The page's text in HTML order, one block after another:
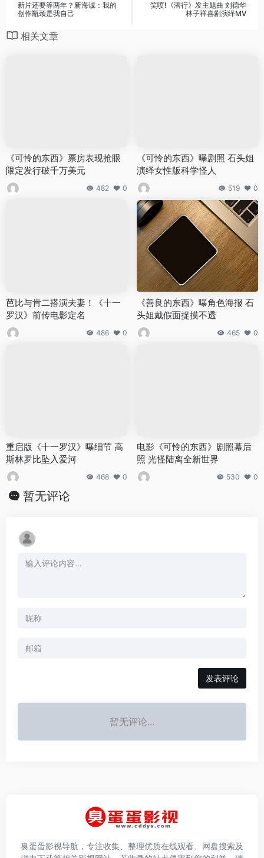
新片还要等两年？新海诚：我的
创作瓶颈是我自己
笑喷!《潜行》发主题曲 刘德华
林子祥喜剧演绎MV
相关文章
《可怜的东西》票房表现抢眼
限定发行破千万美元
482 0
《可怜的东西》曝剧照 石头姐
演绎女性版科学怪人
519 0
芭比与肯二搭演夫妻！《十一
罗汉》前传电影定名
486 0
《善良的东西》曝角色海报 石
头姐戴假面捉摸不透
465 0
重启版《十一罗汉》曝细节 高
斯林罗比坠入爱河
468 0
电影《可怜的东西》剧照幕后
照 光怪陆离全新世界
530 0
暂无评论
发表评论
暂无评论...
臭蛋蛋影视导航，专注收集、整理优质在线观看、网盘搜索及